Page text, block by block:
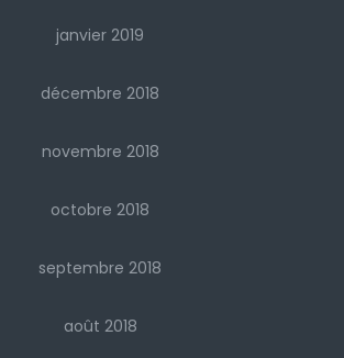
janvier 2019
décembre 2018
novembre 2018
octobre 2018
septembre 2018
août 2018